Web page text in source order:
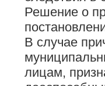
Решение о
В случае
лицам,